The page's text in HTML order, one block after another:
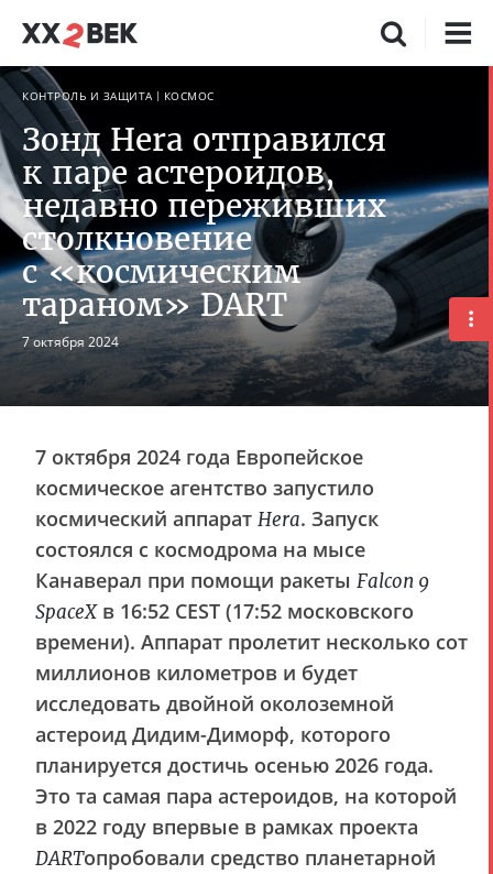
КОНТРОЛЬ И ЗАЩИТА КОСМОС
Зонд Hera отправился
к паре астероидов,
недавно переживших
столкновение
с «космическим
тараном» DART
7 октября 2024
7 октября 2024 года Европейское
космическое агентство запустило
космический аппарат Hera. Запуск
состоялся с космодрома на мысе
Канаверал при помощи ракеты Falcon 9
SpaceXв 16:52 CEST (17:52 московского
времени). Аппарат пролетит несколько сот
миллионов километров и будет
исследовать двойной околоземной
астероид Дидим-Диморф, которого
планируется достичь осенью 2026 года.
Это та самая пара астероидов, на которой
в 2022 году впервые в рамках проекта
DARTопробовали средство планетарной